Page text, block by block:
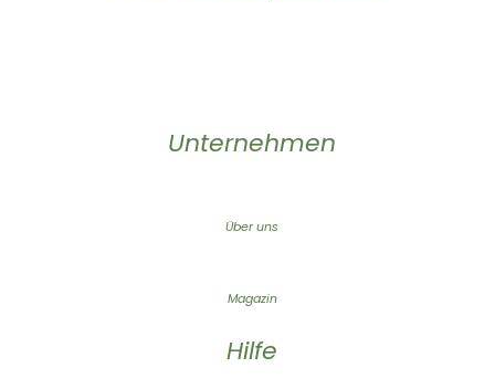
Unternehmen
Über uns
Magazin
Hilfe